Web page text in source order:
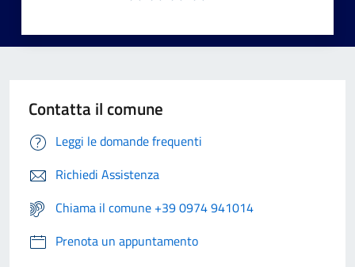
Contatta il comune
Leggi le domande frequenti
Richiedi Assistenza
Chiama il comune +39 0974 941014
Prenota un appuntamento